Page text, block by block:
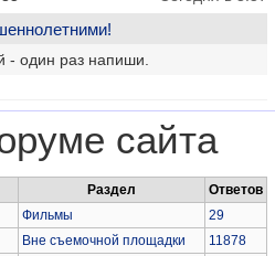
- один раз напиши.
сайта
Раздел
Ответов
Фильмы
29
Вне съемочной площадки
11878